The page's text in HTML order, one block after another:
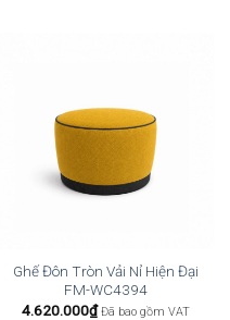
Ghế Đôn Tròn Vải Nỉ Hiện Đại
FM-WC4394
4.620.000₫ Đã bao gồm VAT